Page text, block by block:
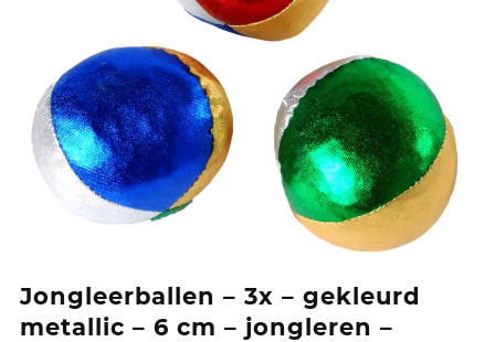
Jongleerballen – 3x – gekleurd
metallic – 6 cm – jongleren –